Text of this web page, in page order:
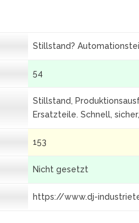
Stillstand?
54
Stillstand,
Ersatzteile. Schnell,
153
Nicht gesetzt
https://www.dj-